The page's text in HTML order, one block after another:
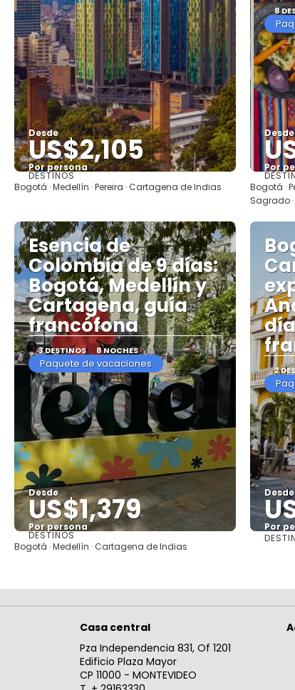
Desde
US$2,105
Por persona
Ver
DESTINOS
Bogotá · Medellín · Pereira · Cartagena de Indias
8
Desde
Por
Bogotá ·
Sagrado ·
Esencia de
Colombia de 9 días:
Bogotá, Medellín y
Cartagena, guía
francófona
3 DESTINOS 8 NOCHES
Paquete de vacaciones
Desde
US$1,379
Por persona
Ver
DESTINOS
Bogotá · Medellín · Cartagena de Indias
2
Desde
Por
Casa central
Pza Independencia 831, Of 1201
Edificio Plaza Mayor
CP 11000 - MONTEVIDEO